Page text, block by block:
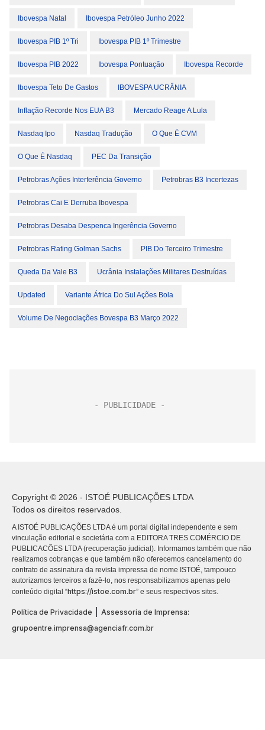
Ibovespa Natal Ibovespa Petróleo Junho 2022
Ibovespa PIB 1º Tri Ibovespa PIB 1º Trimestre
Ibovespa PIB 2022 Ibovespa Pontuação Ibovespa Recorde
Ibovespa Teto De Gastos IBOVESPA UCRÂNIA
Inflação Recorde Nos EUA B3 Mercado Reage A Lula
Nasdaq Ipo Nasdaq Tradução O Que É CVM
O Que É Nasdaq PEC Da Transição
Petrobras Ações Interferência Governo Petrobras B3 Incertezas
Petrobras Cai E Derruba Ibovespa
Petrobras Desaba Despenca Ingerência Governo
Petrobras Rating Golman Sachs PIB Do Terceiro Trimestre
Queda Da Vale B3 Ucrânia Instalações Militares Destruídas
Updated Variante África Do Sul Ações Bola
Volume De Negociações Bovespa B3 Março 2022
Copyright © 2026 - ISTOÉ PUBLICAÇÕES LTDA
Todos os direitos reservados.
A ISTOÉ PUBLICAÇÕES LTDA é um portal digital independente e sem
vinculação editorial e societária com a EDITORA TRES COMÉRCIO DE
PUBLICACÕES LTDA (recuperação judicial). Informamos também que não
realizamos cobranças e que também não oferecemos cancelamento do
contrato de assinatura da revista impressa de nome ISTOÉ, tampouco
autorizamos terceiros a fazê-lo, nos responsabilizamos apenas pelo
conteúdo digital “https://istoe.com.br” e seus respectivos sites.
Política de Privacidade
Assessoria de Imprensa:
grupoentre.imprensa@agenciafr.com.br